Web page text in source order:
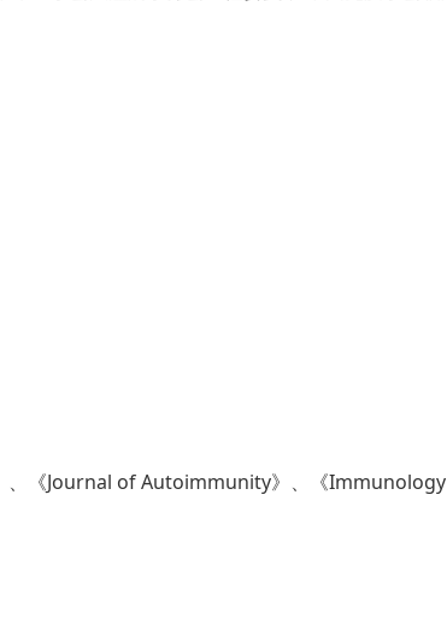
《Journal of Autoimmunity》、《